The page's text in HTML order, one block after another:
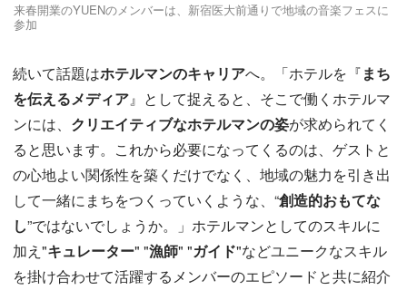
来春開業のYUENのメンバーは、新宿医大前通りで地域の音楽フェスに
参加
続いて話題はホテルマンのキャリアへ。「ホテルを『まち
を伝えるメディア』として捉えると、そこで働くホテルマ
ンには、 クリエイティブなホテルマンの姿が求められてく
ると思います。これから必要になってくるのは、ゲストと
の心地よい関係性を築くだけでなく、地域の魅力を引き出
して一緒にまちをつくっていくような、“創造的おもてな
し”ではないでしょうか。」ホテルマンとしてのスキルに
加え"キュレーター" "漁師" "ガイド"などユニークなスキル
を掛け合わせて活躍するメンバーのエピソードと共に紹介